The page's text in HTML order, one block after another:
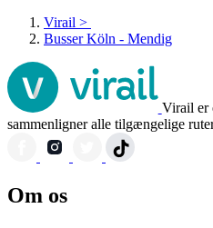
Virail >
Busser Köln - Mendig
Virail er
sammenligner alle tilgængelige
Om os